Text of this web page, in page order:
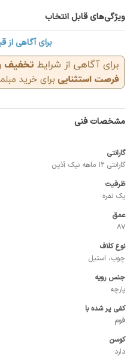
ویژگی‌های قابل انتخاب
برای آگاهی
مشخصات فنی
گارانتی
گارانتی 12 ماهه نیک آذین
ظرفیت
یک نفره
عمق
87
نوع کلاف
چوب، استیل
جنس رویه
پارچه
کفی پر شده با
فوم
کوسن
دارد